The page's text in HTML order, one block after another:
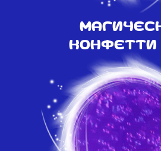
конфетти